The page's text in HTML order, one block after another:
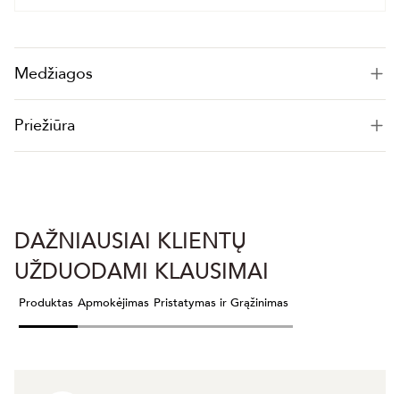
Medžiagos
Priežiūra
DAŽNIAUSIAI KLIENTŲ
UŽDUODAMI KLAUSIMAI
Produktas Apmokėjimas Pristatymas ir Grąžinimas